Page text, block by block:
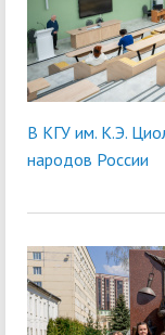
В КГУ им. К.Э.
народов России